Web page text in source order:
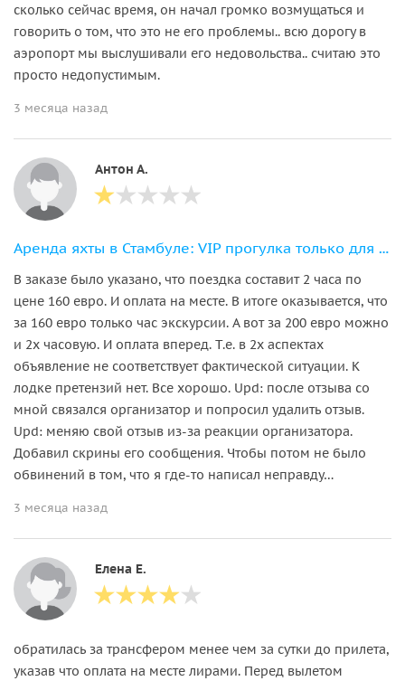
сколько сейчас время, он начал громко возмущаться и
говорить о том, что это не его проблемы.. всю дорогу в
аэропорт мы выслушивали его недовольства.. считаю это
просто недопустимым.
3 месяца назад
Антон А.
Аренда яхты в Стамбуле: VIP прогулка только для вашей компании
В заказе было указано, что поездка составит 2 часа по
цене 160 евро. И оплата на месте. В итоге оказывается, что
за 160 евро только час экскурсии. А вот за 200 евро можно
и 2х часовую. И оплата вперед. Т.е. в 2х аспектах
объявление не соответствует фактической ситуации. К
лодке претензий нет. Все хорошо. Upd: после отзыва со
мной связался организатор и попросил удалить отзыв.
Upd: меняю свой отзыв из-за реакции организатора.
Добавил скрины его сообщения. Чтобы потом не было
обвинений в том, что я где-то написал неправду…
3 месяца назад
Елена Е.
обратилась за трансфером менее чем за сутки до прилета,
указав что оплата на месте лирами. Перед вылетом